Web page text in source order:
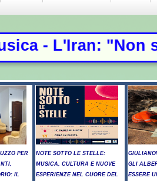
PER
IL
NOTE SOTTO LE STELLE:
MUSICA, CULTURA E NUOVE
ESPERIENZE NEL CUORE DEL
GLI
ESSERE